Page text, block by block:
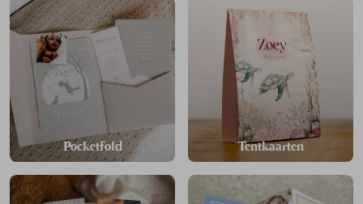
Pocketfold Tentkaarten